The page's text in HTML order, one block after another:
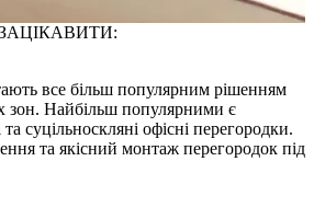
все більш популярним рішенням
зон. Найбільш популярними є
суцільноскляні офісні перегородки.
та якісний монтаж перегородок під